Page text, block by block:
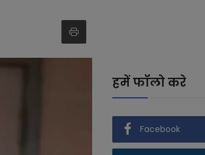
हमें फॉलो करे
Facebook